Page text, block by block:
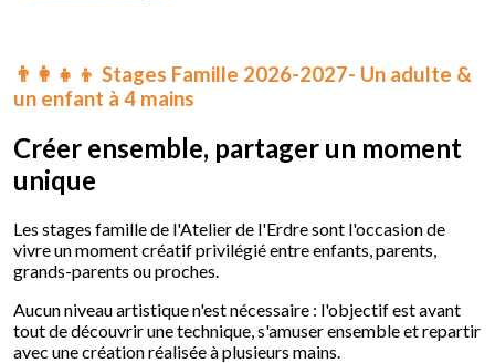
👨‍👩‍👧‍👦 Stages Famille 2026-2027- Un adulte &
un enfant à 4 mains
Créer ensemble, partager un moment
unique
Les stages famille de l'Atelier de l'Erdre sont l'occasion de
vivre un moment créatif privilégié entre enfants, parents,
grands-parents ou proches.
Aucun niveau artistique n'est nécessaire : l'objectif est avant
tout de découvrir une technique, s'amuser ensemble et repartir
avec une création réalisée à plusieurs mains.